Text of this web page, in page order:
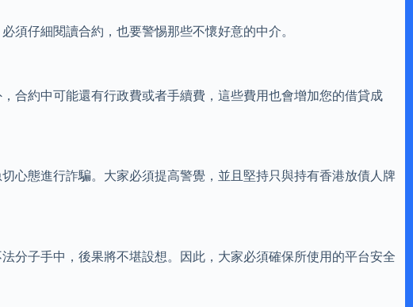
須仔細閱讀合約，也要警惕那些不懷好意的中介。
合約中可能還有行政費或者手續費，這些費用也會增加您的借貸成
心態進行詐騙。大家必須提高警覺，並且堅持只與持有香港放債人牌
分子手中，後果將不堪設想。因此，大家必須確保所使用的平台安全